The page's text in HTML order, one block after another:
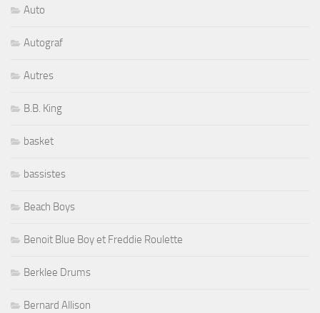
Auto
Autograf
Autres
B.B. King
basket
bassistes
Beach Boys
Benoit Blue Boy et Freddie Roulette
Berklee Drums
Bernard Allison